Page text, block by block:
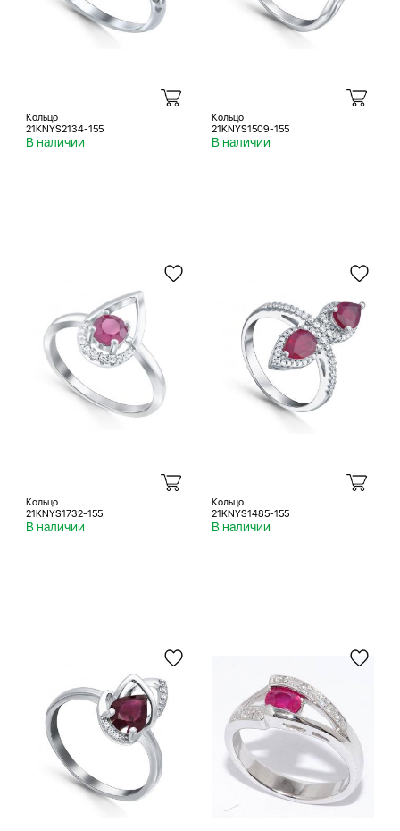
Кольцо
21KNYS2134-155
В наличии
Кольцо
21KNYS1509-155
В наличии
Кольцо
21KNYS1732-155
В наличии
Кольцо
21KNYS1485-155
В наличии